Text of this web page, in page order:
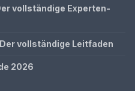
vollständige Experten-
vollständige Leitfaden
2026